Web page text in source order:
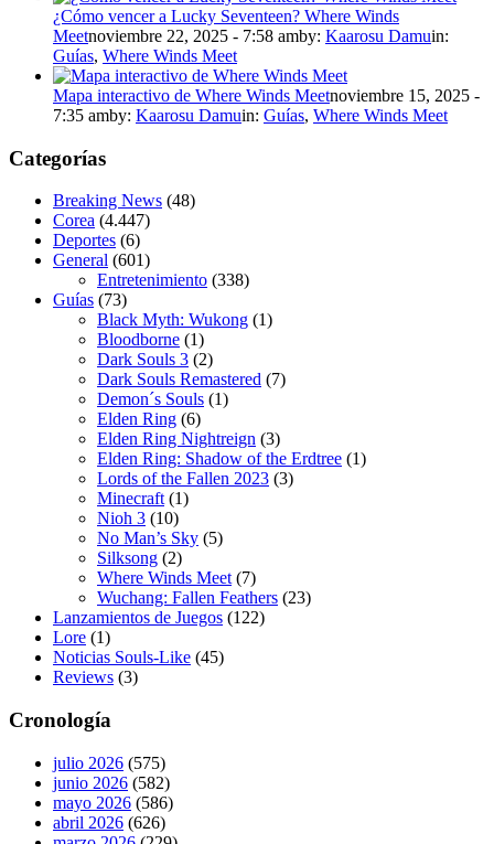
¿Cómo vencer a Lucky Seventeen? Where Winds
Meetnoviembre 22, 2025 - 7:58 amby: Kaarosu Damuin:
Guías, Where Winds Meet
Mapa interactivo de Where Winds Meetnoviembre 15, 2025 -
7:35 amby: Kaarosu Damuin: Guías, Where Winds Meet
Categorías
Breaking News (48)
Corea (4.447)
Deportes (6)
General (601)
Entretenimiento (338)
Guías (73)
Black Myth: Wukong (1)
Bloodborne (1)
Dark Souls 3 (2)
Dark Souls Remastered (7)
Demon´s Souls (1)
Elden Ring (6)
Elden Ring Nightreign (3)
Elden Ring: Shadow of the Erdtree (1)
Lords of the Fallen 2023 (3)
Minecraft (1)
Nioh 3 (10)
No Man’s Sky (5)
Silksong (2)
Where Winds Meet (7)
Wuchang: Fallen Feathers (23)
Lanzamientos de Juegos (122)
Lore (1)
Noticias Souls-Like (45)
Reviews (3)
Cronología
julio 2026 (575)
junio 2026 (582)
mayo 2026 (586)
abril 2026 (626)